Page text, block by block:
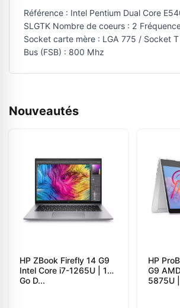
Référence : Intel Pentium Dual Core
SLGTK Nombre de coeurs : 2
Socket carte mère : LGA 775 / Socket
Bus (FSB) : 800 Mhz
Nouveautés
HP ZBook Firefly 14 G9
Intel Core i7-1265U | 16
Go D...
HP
G9
5875U